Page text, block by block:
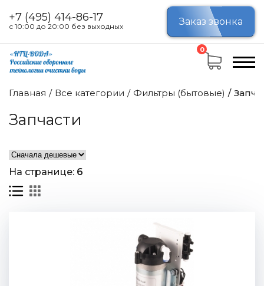
+7 (495) 414-86-17
с 10:00 до 20:00 без выходных Заказ звонка
0
Главная Все категории Фильтры (бытовые)
Запчасти
Цена
от до
На странице: 6